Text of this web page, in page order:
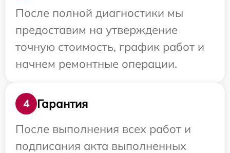
После полной диагностики мы
предоставим на утверждение
точную стоимость, график работ и
начнем ремонтные операции.
4
Гарантия
После выполнения всех работ и
подписания акта выполненных